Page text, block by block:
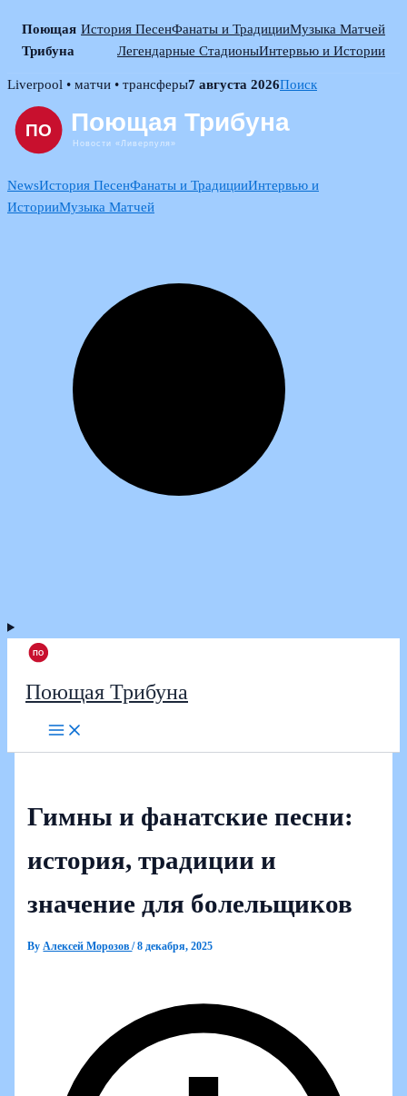
Поющая
Трибуна
История ПесенФанаты и ТрадицииМузыка Матчей
Легендарные СтадионыИнтервью и Истории
Skip
content
Liverpool • матчи • трансферы7 августа 2026Поиск
NewsИстория ПесенФанаты и ТрадицииИнтервью и
ИсторииМузыка Матчей
Поющая Трибуна
Гимны и фанатские песни:
история, традиции и
значение для болельщиков
ByАлексей Морозов/8 декабря, 2025